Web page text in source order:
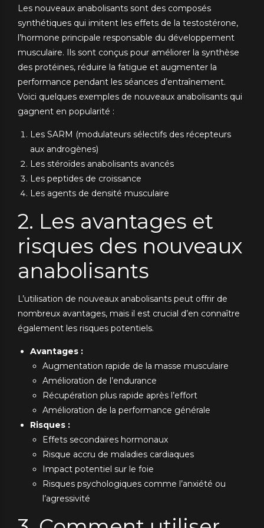
Les nouveaux anabolisants sont des composés
synthétiques qui imitent les effets de la testostérone,
l’hormone principale responsable du développement
musculaire. Ils sont conçus pour améliorer la synthèse
des protéines, réduire la fatigue et augmenter la
performance pendant les séances d’entraînement.
Voici quelques exemples de nouveaux anabolisants qui
gagnent en popularité :
Les SARM (modulateurs sélectifs des récepteurs
aux androgènes)
Les stéroïdes anabolisants avancés
Les peptides de croissance
Les agents de densité musculaire
2. Les avantages et
risques des nouveaux
anabolisants
L’utilisation de nouveaux anabolisants peut offrir de
nombreux avantages, mais il est crucial d’en connaître
également les risques potentiels.
Avantages :
Augmentation rapide de la masse musculaire
Amélioration de l’endurance
Récupération plus rapide après l’effort
Amélioration de la performance générale
Risques :
Effets secondaires hormonaux
Risque accru de maladies cardiaques
Impact potentiel sur le foie
Risques psychologiques comme l’anxiété ou
l’agressivité